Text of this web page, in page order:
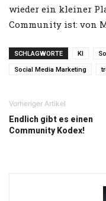
wieder ein kleiner
Community ist: von
SCHLAGWORTE KI
Social Media Marketing
Vorheriger Artikel
Endlich gibt es einen
Community Kodex!